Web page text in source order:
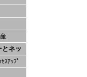
とネッ
ｽｱｯﾌﾟ